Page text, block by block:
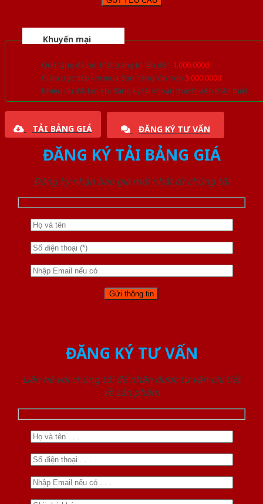
Khuyến mại
Quà tặng đồ nội thất trang trí lên đến 1.000.000đ
Giảm trực tiếp khi mua đơn hàng lớn hơn 3.000.000đ
Nhiều ưu đãi lớn khi đăng ký tài khoản thành viên thân thiết
TẢI BẢNG GIÁ ĐĂNG KÝ TƯ VẤN
ĐĂNG KÝ TẢI BẢNG GIÁ
Đăng ký nhận báo giá mới nhất từ chúng tôi
ĐĂNG KÝ TƯ VẤN
Liên hệ với chúng tôi để nhận được tư vấn chi tiết
về sản phẩm